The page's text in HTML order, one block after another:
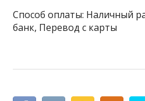
Способ оплаты: Наличный
банк, Перевод с карты